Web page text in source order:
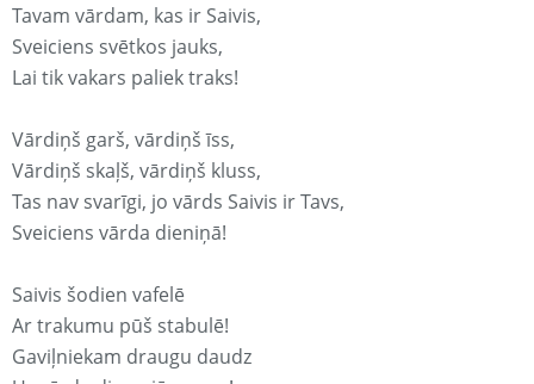
Tavam vārdam, kas ir Saivis,
Sveiciens svētkos jauks,
Lai tik vakars paliek traks!
Vārdiņš garš, vārdiņš īss,
Vārdiņš skaļš, vārdiņš kluss,
Tas nav svarīgi, jo vārds Saivis ir Tavs,
Sveiciens vārda dieniņā!
Saivis šodien vafelē
Ar trakumu pūš stabulē!
Gaviļniekam draugu daudz